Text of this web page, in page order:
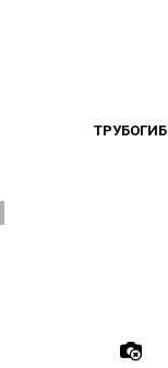
ТРУБОГИБ